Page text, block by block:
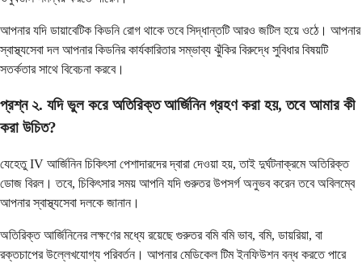
আপনার যদি ডায়াবেটিক কিডনি রোগ থাকে তবে সিদ্ধান্তটি আরও জটিল হয়ে ওঠে। আপনার
স্বাস্থ্যসেবা দল আপনার কিডনির কার্যকারিতার সম্ভাব্য ঝুঁকির বিরুদ্ধে সুবিধার বিষয়টি
সতর্কতার সাথে বিবেচনা করবে।
প্রশ্ন ২. যদি ভুল করে অতিরিক্ত আর্জিনিন গ্রহণ করা হয়, তবে আমার কী
করা উচিত?
যেহেতু IV আর্জিনিন চিকিৎসা পেশাদারদের দ্বারা দেওয়া হয়, তাই দুর্ঘটনাক্রমে অতিরিক্ত
ডোজ বিরল। তবে, চিকিৎসার সময় আপনি যদি গুরুতর উপসর্গ অনুভব করেন তবে অবিলম্বে
আপনার স্বাস্থ্যসেবা দলকে জানান।
অতিরিক্ত আর্জিনিনের লক্ষণের মধ্যে রয়েছে গুরুতর বমি বমি ভাব, বমি, ডায়রিয়া, বা
রক্তচাপের উল্লেখযোগ্য পরিবর্তন। আপনার মেডিকেল টিম ইনফিউশন বন্ধ করতে পারে